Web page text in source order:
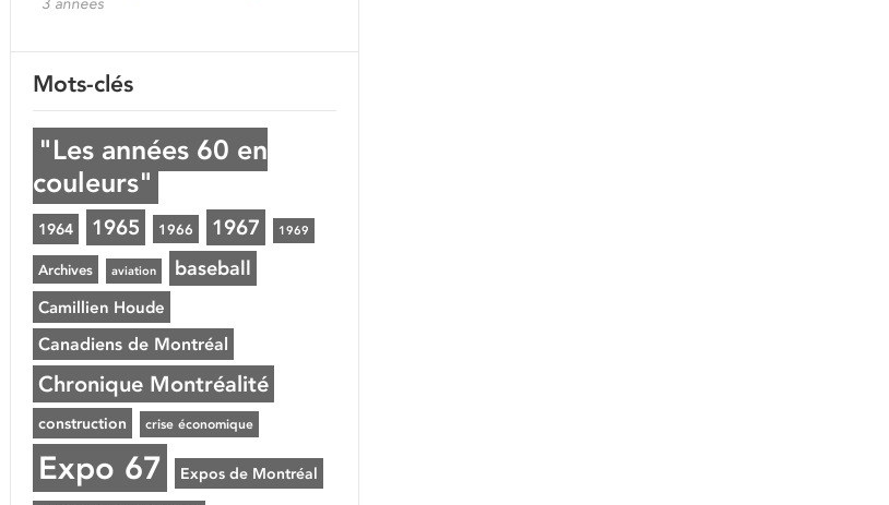
Mots-clés
"Les années 60 en
couleurs"
1964 1965 1966 1967 1969
Archives aviation baseball
Camillien Houde
Canadiens de Montréal
Chronique Montréalité
construction crise économique
Expo 67 Expos de Montréal